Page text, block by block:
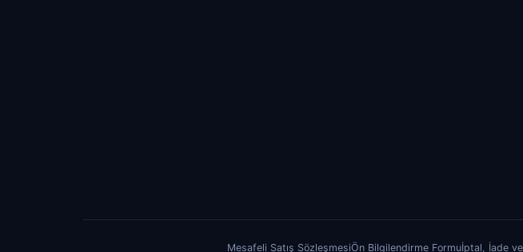
Mesafeli Satış SözleşmesiÖn Bilgilendirme Formuİptal, İade